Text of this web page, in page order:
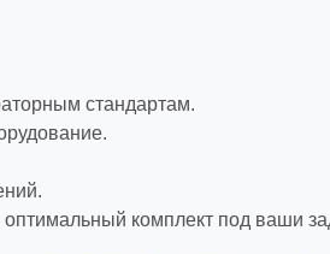
стандартам.
комплект под ваши